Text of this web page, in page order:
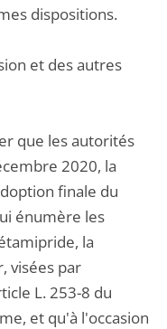
dispositions.
et des autres
que les autorités
2020, la
finale du
énumère les
la
visées par
L. 253-8 du
et qu'à l'occasion